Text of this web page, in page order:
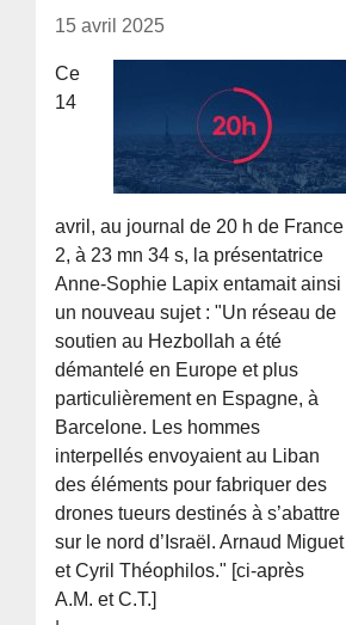
15 avril 2025
Ce
14
avril, au journal de 20 h de France
2, à 23 mn 34 s, la présentatrice
Anne-Sophie Lapix entamait ainsi
un nouveau sujet : "Un réseau de
soutien au Hezbollah a été
démantelé en Europe et plus
particulièrement en Espagne, à
Barcelone. Les hommes
interpellés envoyaient au Liban
des éléments pour fabriquer des
drones tueurs destinés à s’abattre
sur le nord d’Israël. Arnaud Miguet
et Cyril Théophilos." [ci-après
A.M. et C.T.]